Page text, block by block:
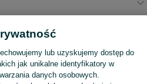
płótna
płachta z mocnego płótna
lub uzyskujemy dostęp do
jak unikalne identyfikatory w
danych osobowych.